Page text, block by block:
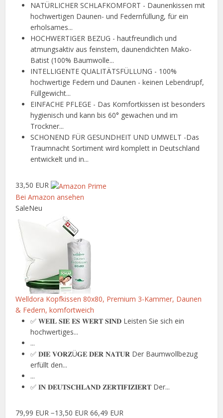
NATÜRLICHER SCHLAFKOMFORT - Daunenkissen mit
hochwertigen Daunen- und Federnfüllung, für ein
erholsames...
HOCHWERTIGER BEZUG - hautfreundlich und
atmungsaktiv aus feinstem, daunendichten Mako-
Batist (100% Baumwolle...
INTELLIGENTE QUALITÄTSFÜLLUNG - 100%
hochwertige Federn und Daunen - keinen Lebendrupf,
Füllgewicht...
EINFACHE PFLEGE - Das Komfortkissen ist besonders
hygienisch und kann bis 60° gewachen und im
Trockner...
SCHONEND FÜR GESUNDHEIT UND UMWELT -Das
Traumnacht Sortiment wird komplett in Deutschland
entwickelt und in...
33,50 EUR
Bei Amazon ansehen
SaleNeu
Welldora Kopfkissen 80x80, Premium 3-Kammer, Daunen
& Federn, komfortweich
✅ 𝐖𝐄𝐈𝐋 𝐒𝐈𝐄 𝐄𝐒 𝐖𝐄𝐑𝐓 𝐒𝐈𝐍𝐃 Leisten Sie sich ein
hochwertiges...
...
✅ 𝐃𝐈𝐄 𝐕𝐎𝐑𝐙Ü𝐆𝐄 𝐃𝐄𝐑 𝐍𝐀𝐓𝐔𝐑 Der Baumwollbezug
erfüllt den...
...
✅ 𝐈𝐍 𝐃𝐄𝐔𝐓𝐒𝐂𝐇𝐋𝐀𝐍𝐃 𝐙𝐄𝐑𝐓𝐈𝐅𝐈𝐙𝐈𝐄𝐑𝐓 Der...
79,99 EUR −13,50 EUR 66,49 EUR